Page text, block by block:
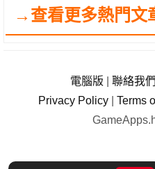
→查看更多熱門文
電腦版 聯絡我們
Privacy Policy
Terms